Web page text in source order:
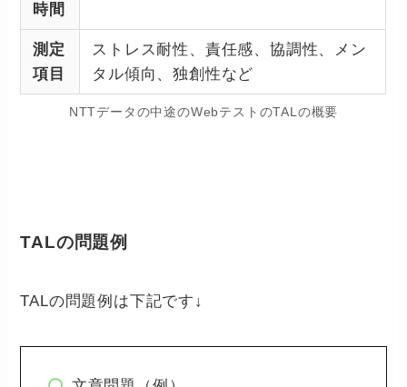
時間
測定
項目
ストレス耐性、責任感、協調性、メン
タル傾向、独創性など
NTTデータの中途のWebテストのTALの概要
TALの問題例
TALの問題例は下記です↓